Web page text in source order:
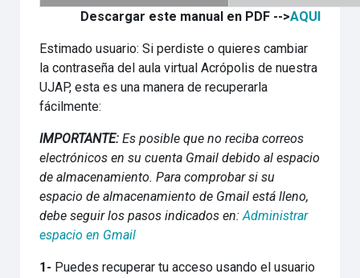
Descargar este manual en PDF -->AQUI
Estimado usuario: Si perdiste o quieres cambiar
la contraseña del aula virtual Acrópolis de nuestra
UJAP, esta es una manera de recuperarla
fácilmente:
IMPORTANTE: Es posible que no reciba correos
electrónicos en su cuenta Gmail debido al espacio
de almacenamiento. Para comprobar si su
espacio de almacenamiento de Gmail está lleno,
debe seguir los pasos indicados en:Administrar
espacio en Gmail
1- Puedes recuperar tu acceso usando el usuario